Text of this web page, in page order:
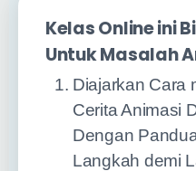
Kelas Online ini
Untuk Masalah
Diajarkan Cara
Cerita Animasi
Dengan
Langkah demi